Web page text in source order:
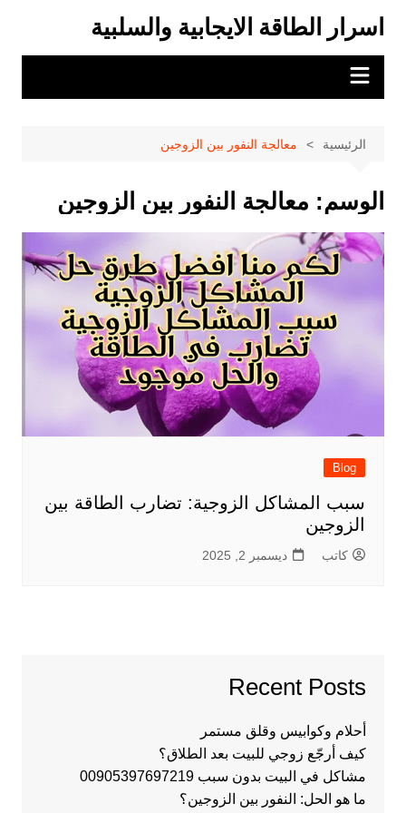
المحتوى
اسرار الطاقة الايجابية والسلبية
الرئيسية معالجة النفور بين الزوجين
الوسم: معالجة النفور بين الزوجين
Blog
سبب المشاكل الزوجية: تضارب الطاقة بين
الزوجين
كاتب ديسمبر 2, 2025
Recent Posts
أحلام وكوابيس وقلق مستمر
كيف أرجّع زوجي للبيت بعد الطلاق؟
مشاكل في البيت بدون سبب 00905397697219
ما هو الحل: النفور بين الزوجين؟